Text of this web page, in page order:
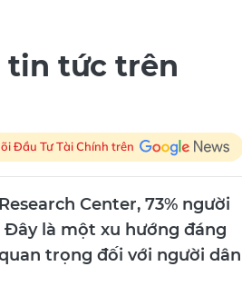
tin tức trên
Đầu Tư Tài Chính trên
Center, 73% người
Đây là một xu hướng đáng
trọng đối với người dân